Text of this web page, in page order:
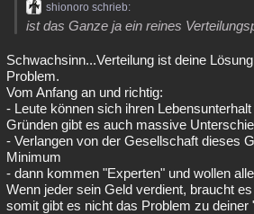
shionoro schrieb:
ist das Ganze ja ein reines
Schwachsinn...Verteilung ist deine
Problem.
Vom Anfang an und richtig:
- Leute können sich ihren
Gründen gibt es auch massive
- Verlangen von der Gesellschaft dieses
Minimum
- dann kommen "Experten" und wollen
Wenn jeder sein Geld verdient, braucht
somit gibt es nicht das Problem zu deiner